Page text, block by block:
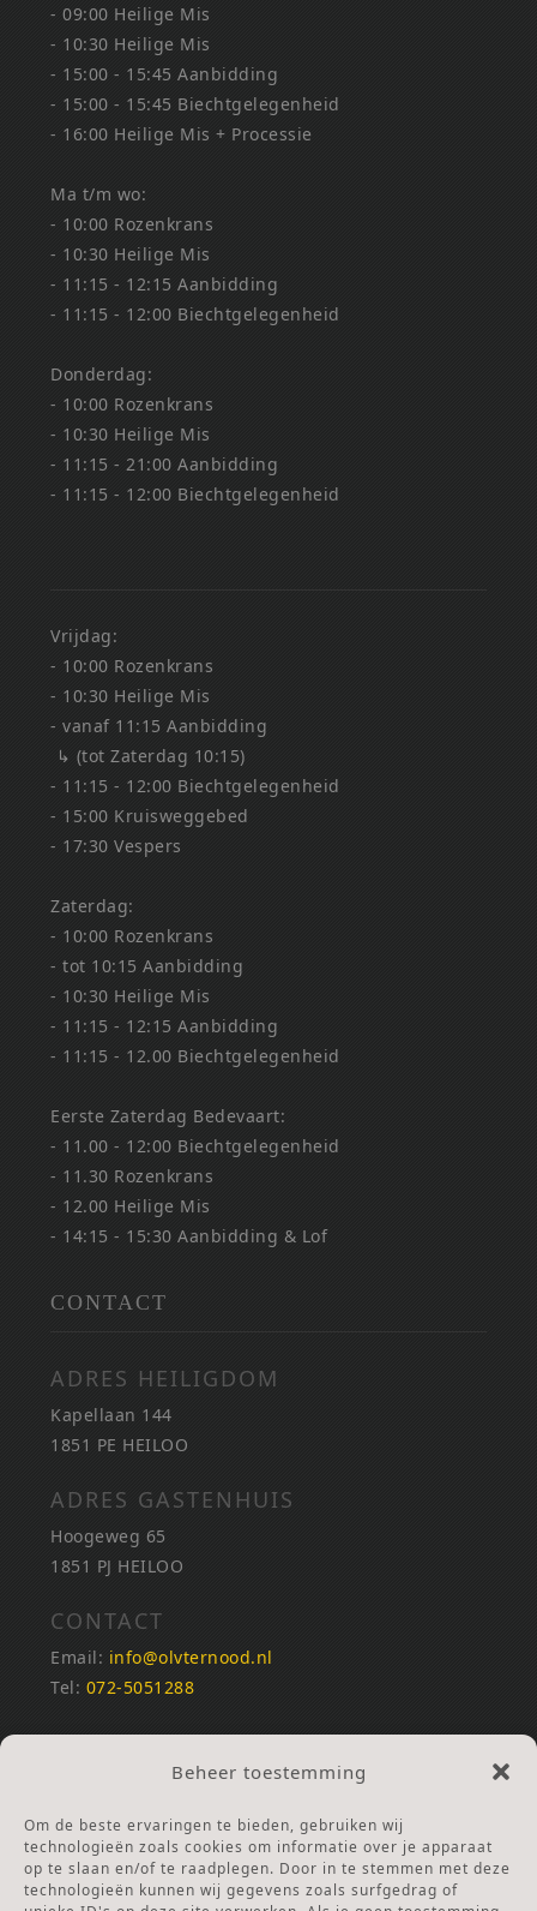
Beheer toestemming
Om de beste ervaringen te bieden, gebruiken wij
technologieën zoals cookies om informatie over je apparaat
op te slaan en/of te raadplegen. Door in te stemmen met deze
technologieën kunnen wij gegevens zoals surfgedrag of
- 09:00 Heilige Mis
- 10:30 Heilige Mis
- 15:00 - 15:45 Aanbidding
- 15:00 - 15:45 Biechtgelegenheid
- 16:00 Heilige Mis + Processie
Ma t/m wo:
- 10:00 Rozenkrans
- 10:30 Heilige Mis
- 11:15 - 12:15 Aanbidding
- 11:15 - 12:00 Biechtgelegenheid
Donderdag:
- 10:00 Rozenkrans
- 10:30 Heilige Mis
- 11:15 - 21:00 Aanbidding
- 11:15 - 12:00 Biechtgelegenheid
Vrijdag:
- 10:00 Rozenkrans
- 10:30 Heilige Mis
- vanaf 11:15 Aanbidding
↳ (tot Zaterdag 10:15)
- 11:15 - 12:00 Biechtgelegenheid
- 15:00 Kruisweggebed
- 17:30 Vespers
Zaterdag:
- 10:00 Rozenkrans
- tot 10:15 Aanbidding
- 10:30 Heilige Mis
- 11:15 - 12:15 Aanbidding
- 11:15 - 12.00 Biechtgelegenheid
Eerste Zaterdag Bedevaart:
- 11.00 - 12:00 Biechtgelegenheid
- 11.30 Rozenkrans
- 12.00 Heilige Mis
- 14:15 - 15:30 Aanbidding & Lof
CONTACT
ADRES HEILIGDOM
Kapellaan 144
1851 PE HEILOO
ADRES GASTENHUIS
Hoogeweg 65
1851 PJ HEILOO
CONTACT
Email: info@olvternood.nl
Tel: 072-5051288
REKENINGNUMMERS
NL25INGB0000672168
Ga naar Doneren
ANBI Stichting